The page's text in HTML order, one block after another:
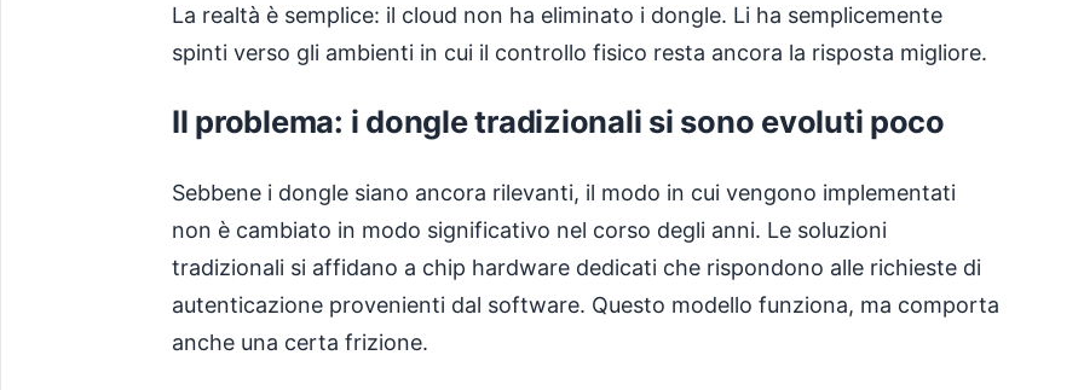
La realtà è semplice: il cloud non ha eliminato i dongle. Li ha semplicemente
spinti verso gli ambienti in cui il controllo fisico resta ancora la risposta migliore.
Il problema: i dongle tradizionali si sono evoluti poco
Sebbene i dongle siano ancora rilevanti, il modo in cui vengono implementati
non è cambiato in modo significativo nel corso degli anni. Le soluzioni
tradizionali si affidano a chip hardware dedicati che rispondono alle richieste di
autenticazione provenienti dal software. Questo modello funziona, ma comporta
anche una certa frizione.